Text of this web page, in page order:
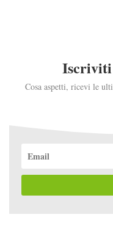
Iscriviti
Cosa aspetti, ricevi le